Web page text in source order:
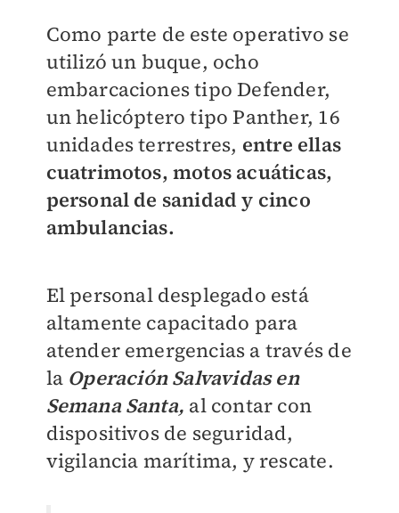
Como parte de este operativo se
utilizó un buque, ocho
embarcaciones tipo Defender,
un helicóptero tipo Panther, 16
unidades terrestres, entre ellas
cuatrimotos, motos acuáticas,
personal de sanidad y cinco
ambulancias.
El personal desplegado está
altamente capacitado para
atender emergencias a través de
laOperación Salvavidas en
Semana Santa, al contar con
dispositivos de seguridad,
vigilancia marítima, y rescate.